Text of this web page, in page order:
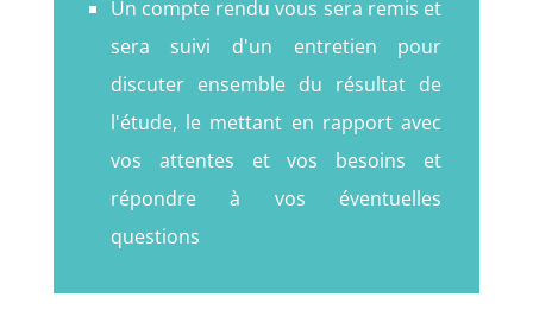
Un compte rendu vous sera remis et
sera suivi d'un entretien pour
discuter ensemble du résultat de
l'étude, le mettant en rapport avec
vos attentes et vos besoins et
répondre à vos éventuelles
questions